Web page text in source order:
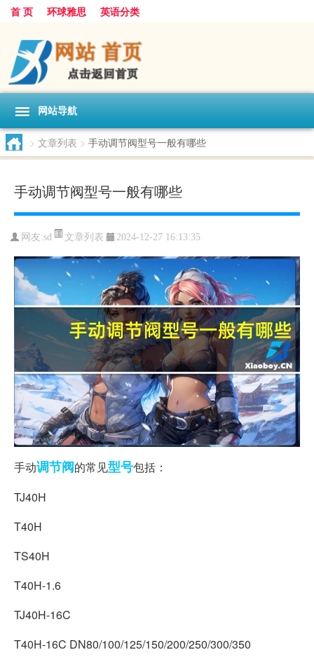
首 页 环球雅思 英语分类
网站导航
> 文章列表 > 手动调节阀型号一般有哪些
手动调节阀型号一般有哪些
网友:sd 文章列表 2024-12-27 16:13:35
手动调节阀的常见型号包括：
TJ40H
T40H
TS40H
T40H-1.6
TJ40H-16C
T40H-16C DN80/100/125/150/200/250/300/350